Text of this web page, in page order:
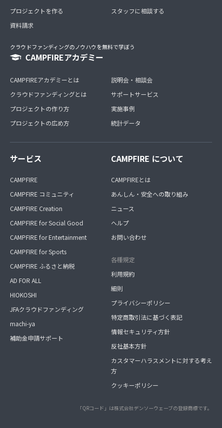
プロジェクトを作る
資料請求
スタッフに相談する
クラウドファンディングのノウハウを無料で学ぼう
CAMPFIREアカデミー
CAMPFIREアカデミーとは
クラウドファンディングとは
プロジェクトの作り方
プロジェクトの広め方
説明会・相談会
サポートサービス
実施事例
統計データ
サービス
CAMPFIRE
CAMPFIRE コミュニティ
CAMPFIRE Creation
CAMPFIRE for Social Good
CAMPFIRE for Entertainment
CAMPFIRE for Sports
CAMPFIRE ふるさと納税
AD FOR ALL
HIOKOSHI
JFAクラウドファンディング
machi-ya
補助金申請サポート
CAMPFIRE について
CAMPFIREとは
あんしん・安全への取り組み
ニュース
ヘルプ
お問い合わせ
各種規定
利用規約
細則
プライバシーポリシー
特定商取引法に基づく表記
情報セキュリティ方針
反社基本方針
カスタマーハラスメントに対する考え
方
クッキーポリシー
「QRコード」は株式会社デンソーウェーブの登録商標です。